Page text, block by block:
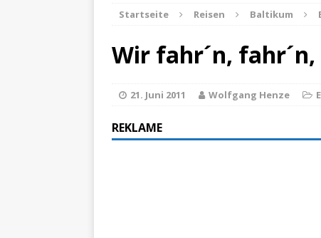
[ 30. April 2022 ]
Helgoland ZUR SEE
Startseite Reisen Baltikum
Wir fahr´n,
21. Juni 2011 Wolfgang Henze
REKLAME